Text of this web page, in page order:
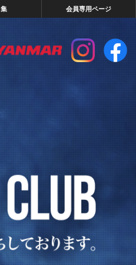
会員専用ページ